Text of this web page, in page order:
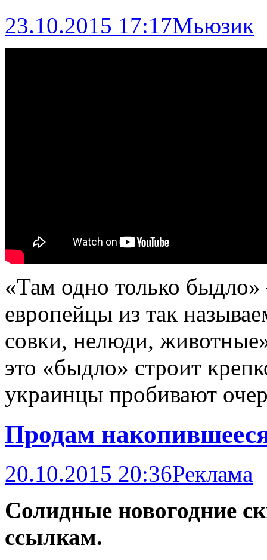
23.10.2015 17:17Мьюзик
«Там одно только
европейцы из так
совки, нелюди,
это «быдло» строит
украинцы пробивают
Продам
20.10.2015 20:36Реклама
Солидные новогодние
ссылкам.